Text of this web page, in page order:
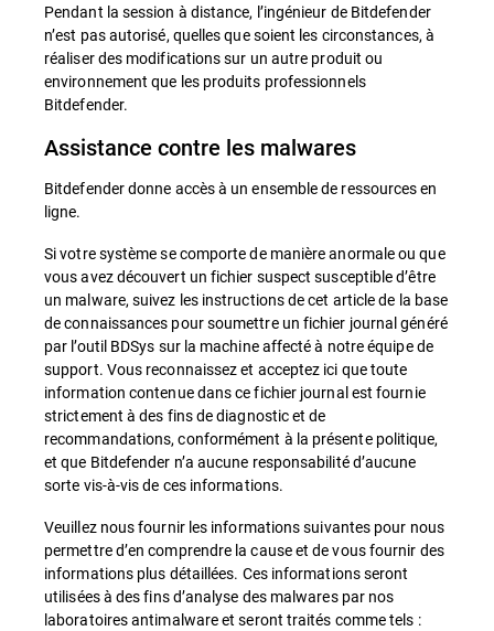
Pendant la session à distance, l’ingénieur de Bitdefender
n’est pas autorisé, quelles que soient les circonstances, à
réaliser des modifications sur un autre produit ou
environnement que les produits professionnels
Bitdefender.
Assistance contre les malwares
Bitdefender donne accès à un ensemble de ressources en
ligne.
Si votre système se comporte de manière anormale ou que
vous avez découvert un fichier suspect susceptible d’être
un malware, suivez les instructions de cet article de la base
de connaissances pour soumettre un fichier journal généré
par l’outil BDSys sur la machine affecté à notre équipe de
support. Vous reconnaissez et acceptez ici que toute
information contenue dans ce fichier journal est fournie
strictement à des fins de diagnostic et de
recommandations, conformément à la présente politique,
et que Bitdefender n’a aucune responsabilité d’aucune
sorte vis-à-vis de ces informations.
Veuillez nous fournir les informations suivantes pour nous
permettre d’en comprendre la cause et de vous fournir des
informations plus détaillées. Ces informations seront
utilisées à des fins d’analyse des malwares par nos
laboratoires antimalware et seront traités comme tels :